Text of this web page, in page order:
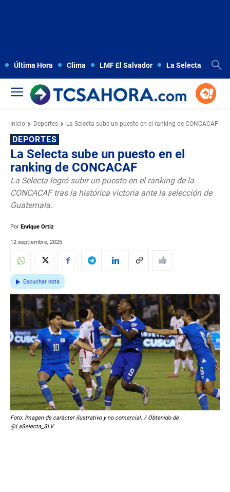
Última Hora Clima LMF El Salvador La Selecta
Inicio Deportes La Selecta sube un puesto en el ranking de CONCACAF
DEPORTES
La Selecta sube un puesto en el
ranking de CONCACAF
La Selecta logró subir un puesto en el ranking de la
CONCACAF tras la histórica victoria ante la selección de
Guatemala.
Por Enrique Ortiz
12 septiembre, 2025
Escuchar nota
Foto: Imagen de carácter ilustrativo y no comercial. / Obtenido de
@LaSelecta_SLV